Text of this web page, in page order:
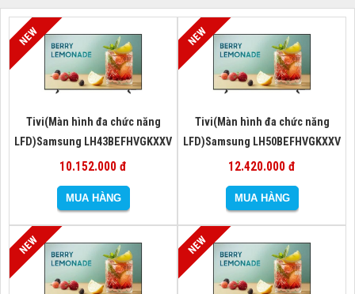
Tivi(Màn hình đa chức năng
LFD)Samsung LH43BEFHVGKXXV
10.152.000 đ
Tivi(Màn hình đa chức năng
LFD)Samsung LH50BEFHVGKXXV
12.420.000 đ